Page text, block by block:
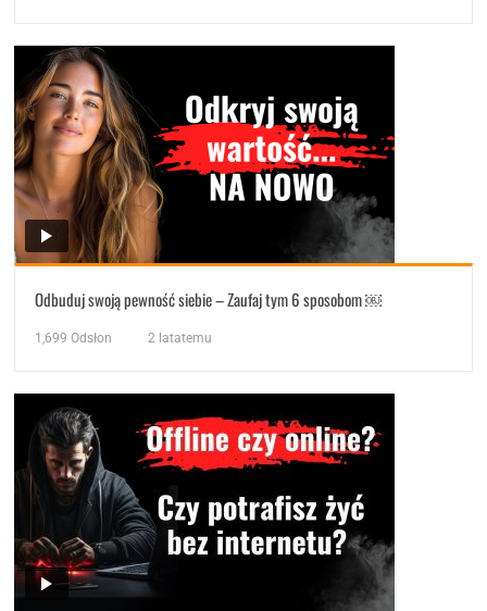
Odbuduj swoją pewność siebie – Zaufaj tym 6 sposobom ￼
1,699 Odsłon 2 latatemu